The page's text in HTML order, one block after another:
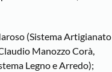
(Sistema Artigianato
Manozzo Corà,
Legno e Arredo);